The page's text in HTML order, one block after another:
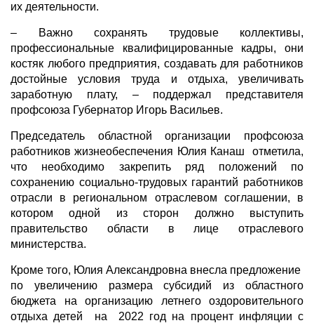
их деятельности.
– Важно сохранять трудовые коллективы,
профессиональные квалифицированные кадры, они
костяк любого предприятия, создавать для работников
достойные условия труда и отдыха, увеличивать
заработную плату, – поддержал представителя
профсоюза Губернатор Игорь Васильев.
Председатель областной организации профсоюза
работников жизнеобеспечения Юлия Канаш отметила,
что необходимо закрепить ряд положений по
сохранению социально-трудовых гарантий работников
отрасли в региональном отраслевом соглашении, в
котором одной из сторон должно выступить
правительство области в лице отраслевого
министерства.
Кроме того, Юлия Александровна внесла предложение
по увеличению размера субсидий из областного
бюджета на организацию летнего оздоровительного
отдыха детей на 2022 год на процент инфляции с